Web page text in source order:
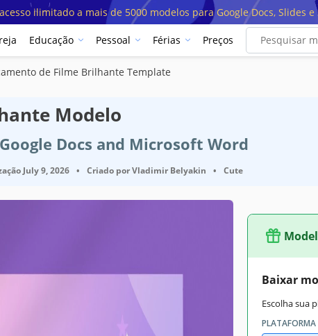
ilimitado a mais de 5000 modelos para Google Docs, Slides e
Educação Pessoal Férias Preços
de Filme Brilhante Template
Modelo
Docs and Microsoft Word
July 9, 2026 • Criado porVladimir Belyakin • Cute
Baixar
Escolha sua
PLATAFORMA